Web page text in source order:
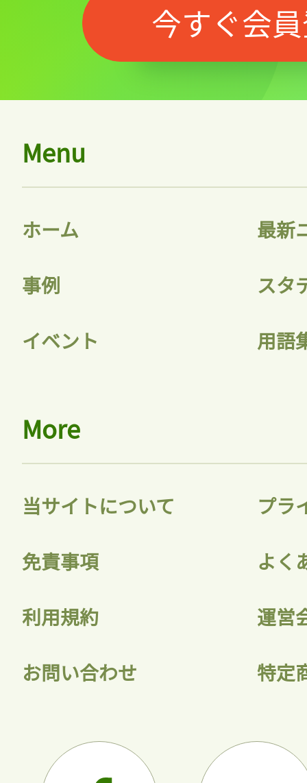
今すぐ会
Menu
ホーム 最新
事例 スタ
イベント 用語
More
当サイトについて プラ
免責事項 よく
利用規約 運営
お問い合わせ 特定